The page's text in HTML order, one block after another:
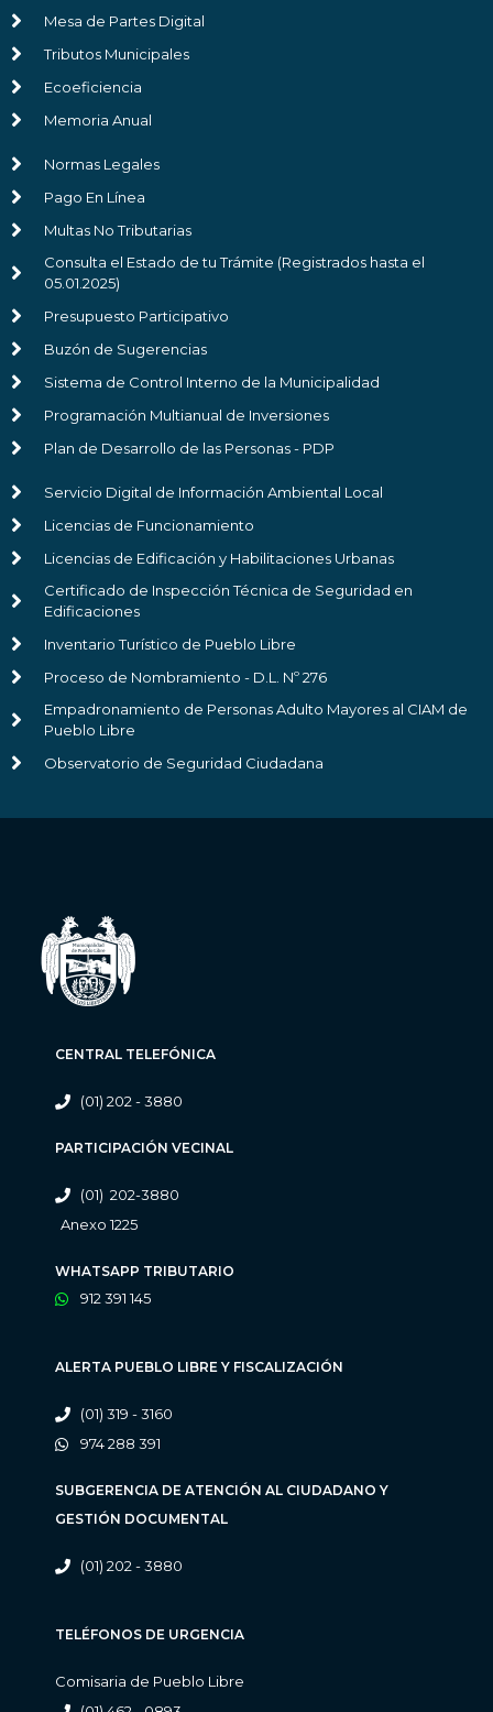
Mesa de Partes Digital
Tributos Municipales
Ecoeficiencia
Memoria Anual
Normas Legales
Pago En Línea
Multas No Tributarias
Consulta el Estado de tu Trámite (Registrados hasta el
05.01.2025)
Presupuesto Participativo
Buzón de Sugerencias
Sistema de Control Interno de la Municipalidad
Programación Multianual de Inversiones
Plan de Desarrollo de las Personas - PDP
Servicio Digital de Información Ambiental Local
Licencias de Funcionamiento
Licencias de Edificación y Habilitaciones Urbanas
Certificado de Inspección Técnica de Seguridad en
Edificaciones
Inventario Turístico de Pueblo Libre
Proceso de Nombramiento - D.L. Nº 276
Empadronamiento de Personas Adulto Mayores al CIAM de
Pueblo Libre
Observatorio de Seguridad Ciudadana
CENTRAL TELEFÓNICA
(01) 202 - 3880
PARTICIPACIÓN VECINAL
(01) 202-3880
Anexo 1225
WHATSAPP TRIBUTARIO
912 391 145
ALERTA PUEBLO LIBRE Y FISCALIZACIÓN
(01) 319 - 3160
974 288 391
SUBGERENCIA DE ATENCIÓN AL CIUDADANO Y
GESTIÓN DOCUMENTAL
(01) 202 - 3880
TELÉFONOS DE URGENCIA
Comisaria de Pueblo Libre